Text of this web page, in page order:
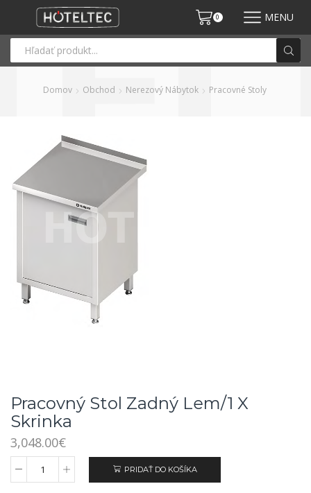
0 MENU
Domov Obchod Nerezový Nábytok Pracovné Stoly
Pracovný Stol Zadný Lem/1 X
Skrinka
3,048.00€
PRIDAŤ DO KOŠÍKA